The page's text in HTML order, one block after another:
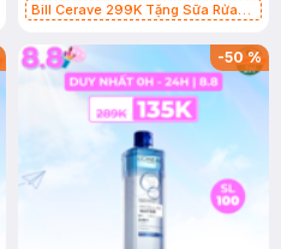
Bill Cerave 299K Tặng Sữa Rửa
-50%